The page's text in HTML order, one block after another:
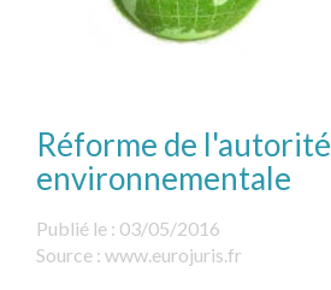
Réforme de l'autorité
environnementale
Publié le : 03/05/2016
Source : www.eurojuris.fr